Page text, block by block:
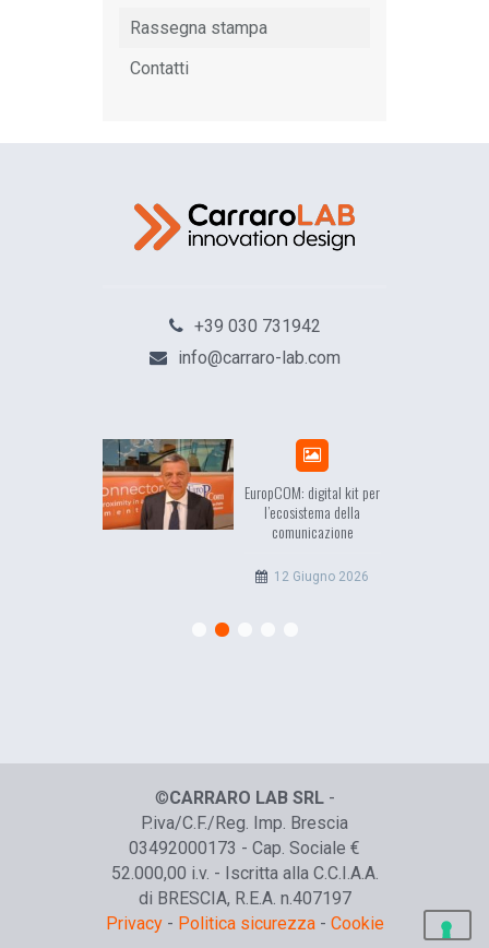
Rassegna stampa
Contatti
+39 030 731942
info@carraro-lab.com
EuropCOM: digital kit per
l’ecosistema della
comunicazione
12 Giugno 2026
©CARRARO LAB SRL-
P.iva/C.F./Reg. Imp. Brescia
03492000173 - Cap. Sociale €
52.000,00 i.v. - Iscritta alla C.C.I.A.A.
di BRESCIA, R.E.A. n.407197
Privacy- Politica sicurezza- Cookie